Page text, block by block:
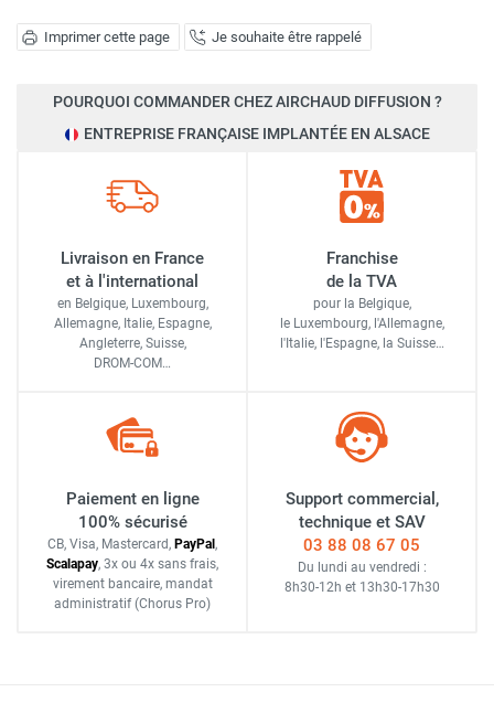
Imprimer cette page Je souhaite être rappelé
POURQUOI COMMANDER CHEZ AIRCHAUD DIFFUSION ?
ENTREPRISE FRANÇAISE IMPLANTÉE EN ALSACE
Livraison en France
et à l'international
en Belgique, Luxembourg,
Allemagne, Italie, Espagne,
Angleterre, Suisse,
DROM-COM…
Franchise
de la TVA
pour la Belgique,
le Luxembourg, l'Allemagne,
l'Italie, l'Espagne, la Suisse…
Paiement en ligne
100% sécurisé
CB, Visa, Mastercard, PayPal ,
Scalapay, 3x ou 4x sans frais,
virement bancaire, mandat
administratif (Chorus Pro)
Support commercial,
technique et SAV
03 88 08 67 05
Du lundi au vendredi :
8h30-12h et 13h30-17h30